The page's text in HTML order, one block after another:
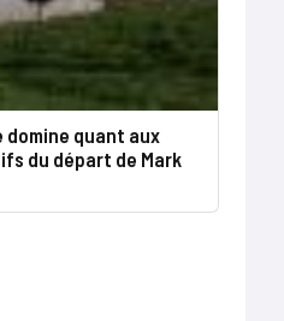
domine quant aux
du départ de Mark